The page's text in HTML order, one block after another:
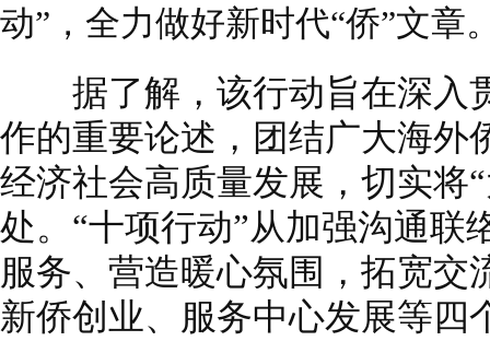
动”，全力做好新时代“侨”文章
据了解，该行动旨在深入
作的重要论述，团结广大海外
经济社会高质量发展，切实将
处。“十项行动”从加强沟通联
服务、营造暖心氛围，拓宽交
新侨创业、服务中心发展等四